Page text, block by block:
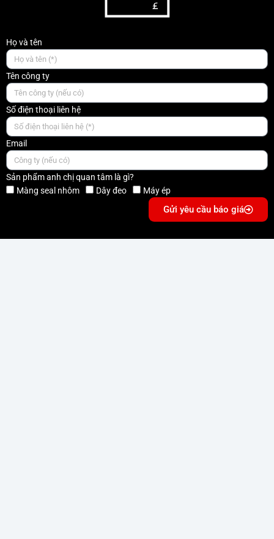
Họ và tên
Tên công ty
Số điện thoại liên hệ
Email
Sản phẩm anh chị quan tâm là gì?
Màng seal nhôm
Dây đeo Máy ép
Gửi yêu cầu báo giá